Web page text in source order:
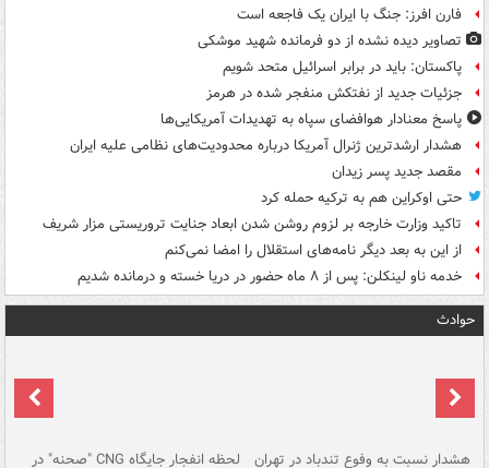
فارن افرز: جنگ با ایران یک فاجعه است
تصاویر دیده‌ نشده از دو فرمانده شهید موشکی
پاکستان: باید در برابر اسرائیل متحد شویم
جزئیات جدید از نفتکش منفجر شده در هرمز
پاسخ معنادار هوافضای سپاه به تهدیدات آمریکایی‌ها
هشدار ارشدترین ژنرال آمریکا درباره محدودیت‌های نظامی علیه ایران
مقصد جدید پسر زیدان
حتی اوکراین هم به ترکیه حمله کرد
تاکید وزارت خارجه بر لزوم روشن شدن ابعاد جنایت تروریستی مزار شریف
از این به بعد دیگر نامه‌های استقلال را امضا نمی‌کنم
خدمه ناو لینکلن: پس از ۸ ماه حضور در دریا خسته و درمانده‌ شدیم
حوادث
هشدار نسبت به وفوع تندباد در تهران لحظه انفجار جایگاه CNG "صحنه" در